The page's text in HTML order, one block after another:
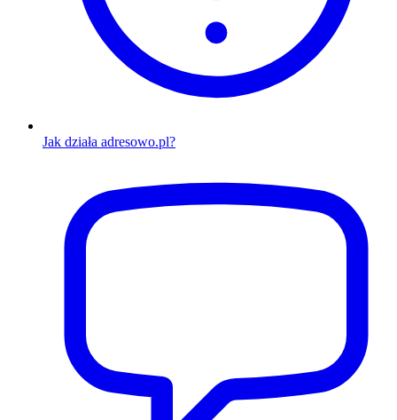
Jak działa adresowo.pl?